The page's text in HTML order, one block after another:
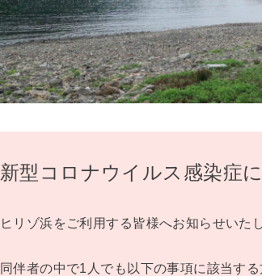
新型コロナウイルス感染症
ヒリゾ浜をご利用する皆様へお知らせいた
同伴者の中で1人でも以下の事項に該当す